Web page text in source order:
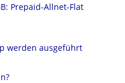
Prepaid-Allnet-Flat
werden ausgeführt